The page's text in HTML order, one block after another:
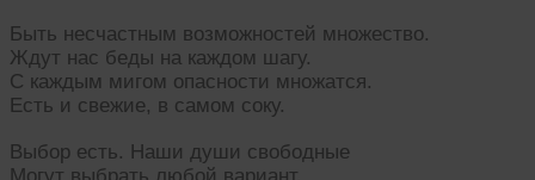
Быть несчастным возможностей множество.
Ждут нас беды на каждом шагу.
С каждым мигом опасности множатся.
Есть и свежие, в самом соку.
Выбор есть. Наши души свободные